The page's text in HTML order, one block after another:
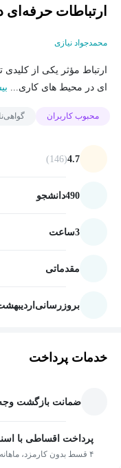
ارتباطات
محمدجواد نیازی
ارتباط مؤثر یکی از
ای در محیط های کاری...
محبوب کاربران
4.7
(146)
490دانشجو
3ساعت
مقدماتی
بروزرسانی اردیبهشت
خدمات پرداخت
ضمانت بازگشت
پرداخت اقساطی با
۴ قسط بدون کارمزد، ماهانه 0 تومان